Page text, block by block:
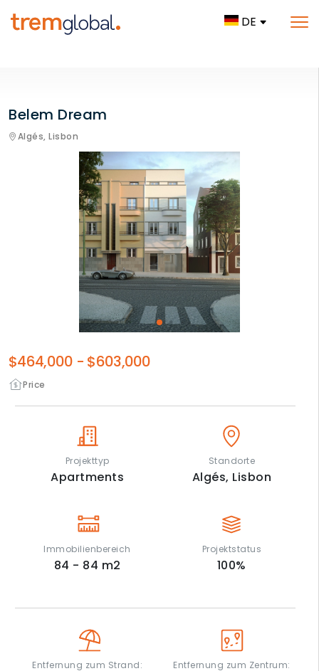
DE
Belem Dream
Algés, Lisbon
Price
$464,000 - $603,000
Projekttyp
Apartments
Standorte
Algés, Lisbon
Immobilienbereich
84 - 84 m2
Projektstatus
100%
Entfernung zum Strand: Entfernung zum Zentrum: